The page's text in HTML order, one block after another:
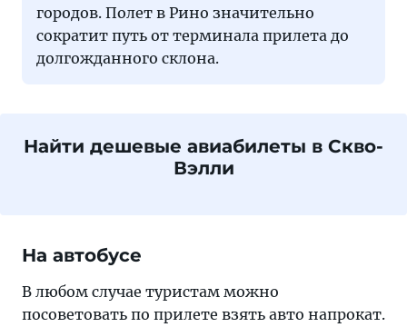
городов. Полет в Рино значительно
сократит путь от терминала прилета до
долгожданного склона.
Найти дешевые авиабилеты в Скво-
Вэлли
На автобусе
В любом случае туристам можно
посоветовать по прилете взять авто напрокат.